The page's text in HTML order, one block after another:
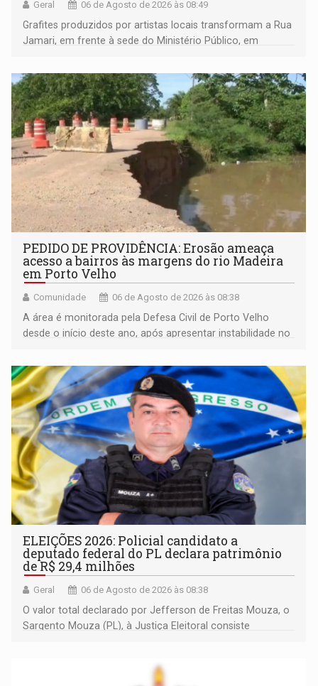
Geral 06 de Agosto de 2026 às 08:49
Grafites produzidos por artistas locais transformam a Rua
Jamari, em frente à sede do Ministério Público, em
da Penha e o enfrentamento à violência
PEDIDO DE PROVIDÊNCIA: Erosão ameaça
acesso a bairros às margens do rio Madeira
em Porto Velho
Comunidade 06 de Agosto de 2026 às 08:38
A área é monitorada pela Defesa Civil de Porto Velho
desde o início deste ano, após apresentar instabilidade no
ELEIÇÕES 2026: Policial candidato a
deputado federal do PL declara patrimônio
de R$ 29,4 milhões
Geral 06 de Agosto de 2026 às 08:38
O valor total declarado por Jefferson de Freitas Mouza, o
Sargento Mouza (PL), à Justiça Eleitoral consiste